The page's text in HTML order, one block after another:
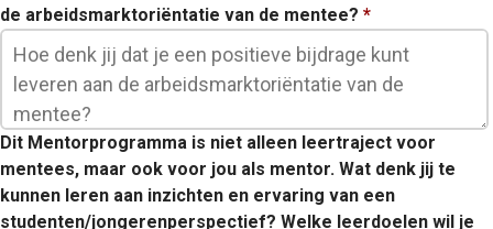
de arbeidsmarktoriëntatie van de mentee? *
Dit Mentorprogramma is niet alleen leertraject voor
mentees, maar ook voor jou als mentor. Wat denk jij te
kunnen leren aan inzichten en ervaring van een
studenten/jongerenperspectief? Welke leerdoelen wil je